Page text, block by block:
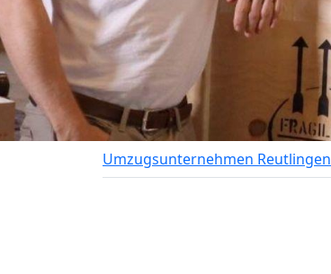
Umzugsunternehmen Reutlingen